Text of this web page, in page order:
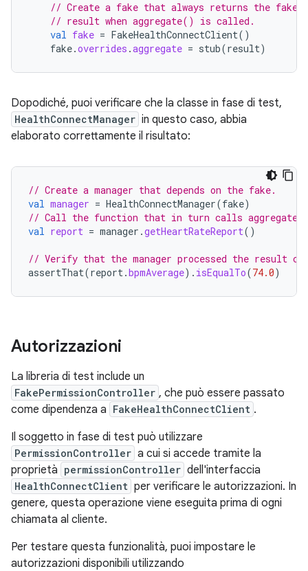
// Create a fake that always returns the fake
// result when aggregate() is called.
val fake = FakeHealthConnectClient()
fake.overrides .aggregate = stub(result)
Dopodiché, puoi verificare che la classe in fase di test,
HealthConnectManager in questo caso, abbia
elaborato correttamente il risultato:
// Create a manager that depends on the fake.
val manager = HealthConnectManager(fake)
// Call the function that in turn calls aggregate
val report = manager .getHeartRateReport()
// Verify that the manager processed the result
assertThat(report.bpmAverage). isEqualTo(74.0)
Autorizzazioni
La libreria di test include un
FakePermissionController , che può essere passato
come dipendenza a FakeHealthConnectClient .
Il soggetto in fase di test può utilizzare
PermissionController a cui si accede tramite la
proprietà permissionController dell'interfaccia
HealthConnectClient per verificare le autorizzazioni. In
genere, questa operazione viene eseguita prima di ogni
chiamata al cliente.
Per testare questa funzionalità, puoi impostare le
autorizzazioni disponibili utilizzando